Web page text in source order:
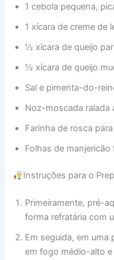
1 cebola pequena,
1 xícara de creme de
½ xícara de queijo
½ xícara de queijo
Sal e pimenta-do-
Noz-moscada ralada
Farinha de rosca
Folhas de
Instruções para o
Primeiramente, pré-
forma refratária com
Em seguida, em uma
em fogo médio-alto